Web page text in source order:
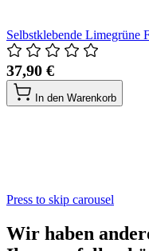
Selbstklebende Limegrüne
37,90 €
In den Warenkorb
Press to skip carousel
Wir haben